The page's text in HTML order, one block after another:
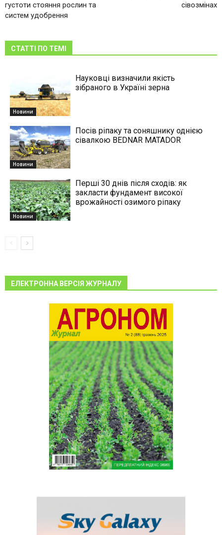
густоти стояння рослин та
систем удобрення
сівозмінах
СТАТТІ ПО ТЕМІ
Новини
Науковці визначили якість
зібраного в Україні зерна
Новини
Посів ріпаку та соняшнику однією
сівалкою BEDNAR MATADOR
Новини
Перші 30 днів після сходів: як
закласти фундамент високої
врожайності озимого ріпаку
ЕЛЕКТРОННА ВЕРСІЯ ЖУРНАЛУ